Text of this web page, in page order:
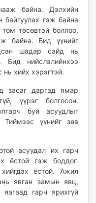
байна. Дэлхийн
байгуулах гэж байна
төсөвтэй боллоо,
байна. Бид үүнийг
шадар сайд нь
Бид нийслэлийнхээ
хийх хэрэгтэй.
засаг даргад ямар
үүрэг болгосон.
буй асуудлыг
үүнийг зөв
асуудал их гарч
ёстой гэж боддог.
ёстой. Ажил
явган замын явц,
гарч ярихгүй